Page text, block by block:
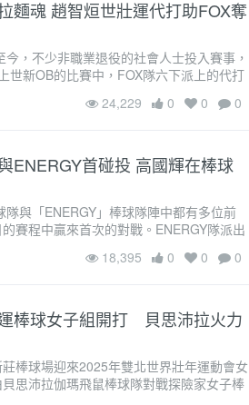
麵魂 趙智烜世壯運代打助FOX奪
今，不少非職業退役的社會人士投入賽事，
世新OB的比賽中，FOX隊六下派上的代打
」拉麵店的老闆，因為熱愛棒球運動，店
24,229 0 0 0
ENERGY首碰投 高國輝在棒球
隊與「ENERGY」棒球隊陣中都有多位前
賽程中贏來首次的對戰。ENERGY隊派出
前兩局完美封鎖山羊兄弟的打線。(林晨
18,395 0 0 0
運棒球女子組開打 貝思沛拉火力
莊棒球場迎來2025年雙北世界壯年運動會女
思沛拉伽瑪飛鼠棒球隊對戰探險家女子棒
人攻勢，靠著對方連續保送與守備失誤，